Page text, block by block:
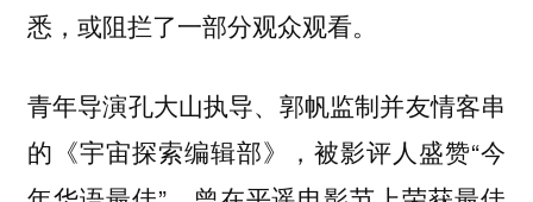
悉，或阻拦了一部分观众观看。
青年导演孔大山执导、郭帆监制并友情客串
的 《宇宙探索编辑部》
，被影评人盛赞“今